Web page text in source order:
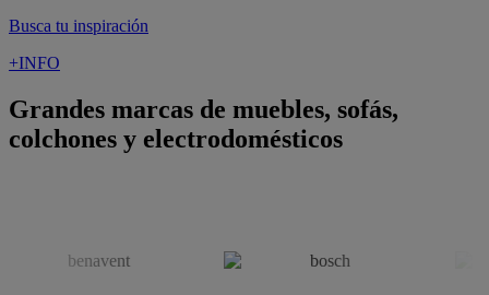
Busca tu inspiración
+INFO
Grandes marcas de muebles, sofás,
colchones y electrodomésticos